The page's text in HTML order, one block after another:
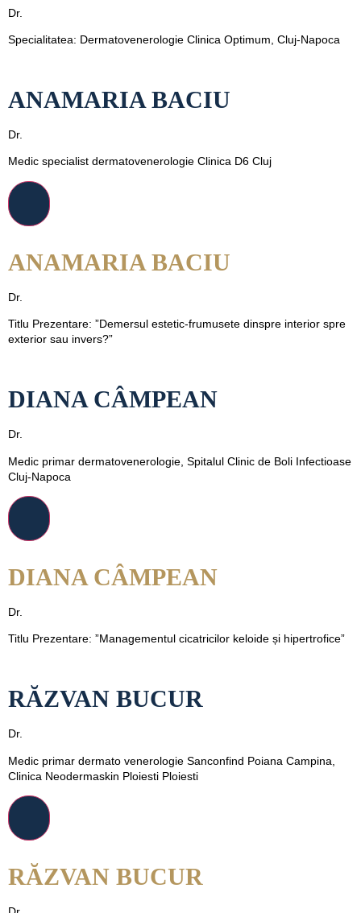
Dr.
Specialitatea: Dermatovenerologie Clinica Optimum, Cluj-Napoca
ANAMARIA BACIU
Dr.
Medic specialist dermatovenerologie Clinica D6 Cluj
ANAMARIA BACIU
Dr.
Titlu Prezentare: ”Demersul estetic-frumusete dinspre interior spre
exterior sau invers?”
DIANA CÂMPEAN
Dr.
Medic primar dermatovenerologie, Spitalul Clinic de Boli Infectioase
Cluj-Napoca
DIANA CÂMPEAN
Dr.
Titlu Prezentare: ”Managementul cicatricilor keloide și hipertrofice”
RĂZVAN BUCUR
Dr.
Medic primar dermato venerologie Sanconfind Poiana Campina,
Clinica Neodermaskin Ploiesti Ploiesti
RĂZVAN BUCUR